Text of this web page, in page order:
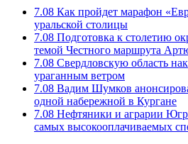
7.08 Как пройдет марафон
уральской столицы
7.08 Подготовка к столетию
темой Честного маршрута
7.08 Свердловскую область
ураганным ветром
7.08 Вадим Шумков
одной набережной в Кургане
7.08 Нефтяники и аграрии
самых высокооплачиваемых